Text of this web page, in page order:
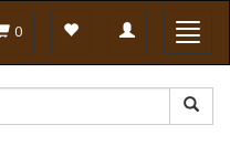
Toggle
navigation
0